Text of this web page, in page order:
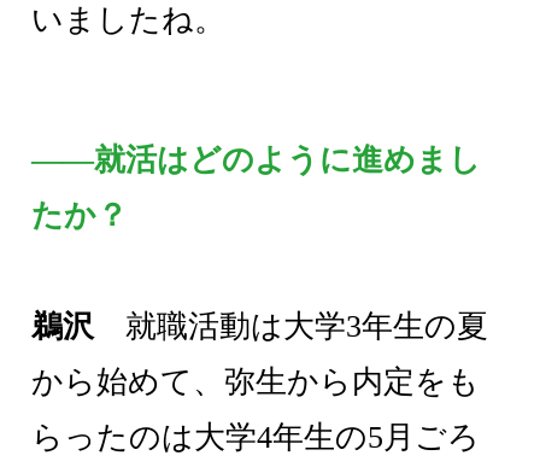
いましたね。
――就活はどのように進めまし
たか？
鵜沢 就職活動は大学3年生の夏
から始めて、弥生から内定をも
らったのは大学4年生の5月ごろ